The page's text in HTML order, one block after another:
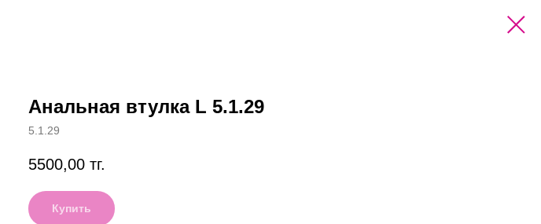
Анальная втулка L 5.1.29
5.1.29
5500,00 тг.
Купить